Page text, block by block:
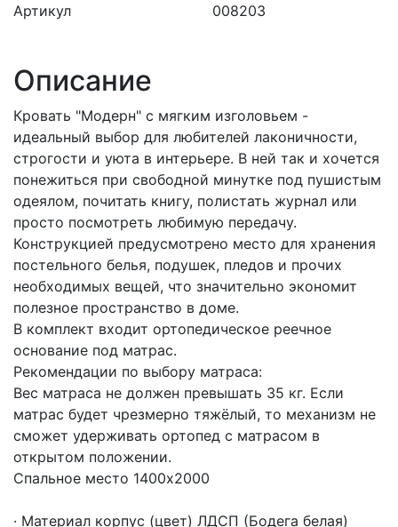
Артикул
008203
Описание
Кровать "Модерн" с мягким изголовьем -
идеальный выбор для любителей лаконичности,
строгости и уюта в интерьере. В ней так и хочется
понежиться при свободной минутке под пушистым
одеялом, почитать книгу, полистать журнал или
просто посмотреть любимую передачу.
Конструкцией предусмотрено место для хранения
постельного белья, подушек, пледов и прочих
необходимых вещей, что значительно экономит
полезное пространство в доме.
В комплект входит ортопедическое реечное
основание под матрас.
Рекомендации по выбору матраса:
Вес матраса не должен превышать 35 кг. Если
матрас будет чрезмерно тяжёлый, то механизм не
сможет удерживать ортопед с матрасом в
открытом положении.
Спальное место 1400х2000
· Материал корпус (цвет) ЛДСП (Бодега белая)